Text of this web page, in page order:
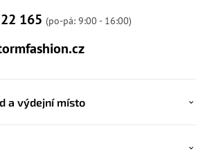
165
a výdejní místo